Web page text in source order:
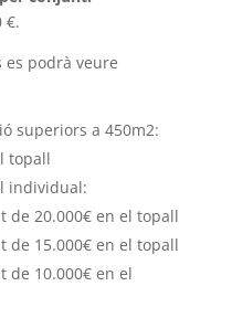
€.
podrà veure
superiors a 450m2:
topall
individual:
de 20.000€ en el topall
de 15.000€ en el topall
de 10.000€ en el